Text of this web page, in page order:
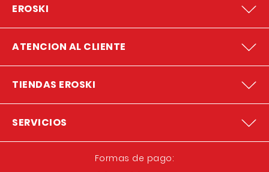
EROSKI
ATENCION AL CLIENTE
TIENDAS EROSKI
SERVICIOS
Formas de pago: